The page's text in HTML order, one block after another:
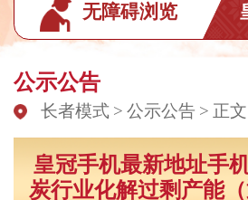
无障碍浏览
公示公告
长者模式 > 公示公告 > 正文
皇冠手机最新地址手
炭行业化解过剩产能